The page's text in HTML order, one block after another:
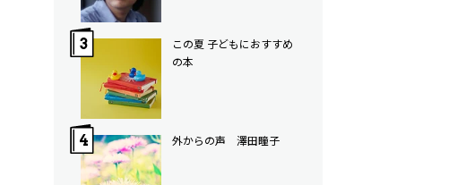
この夏 子どもにおすすめ
の本
外からの声 澤田瞳子